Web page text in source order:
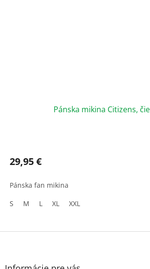
Pánska mikina Citizens,
29,95 €
Pánska fan mikina
S
M L XL XXL
Z